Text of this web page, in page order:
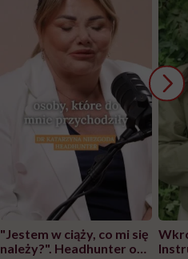
"Jestem w ciąży, co mi się
należy?". Headhunter o